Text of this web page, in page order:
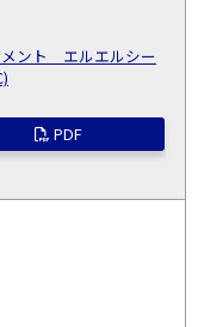
ント エルエルシー
PDF